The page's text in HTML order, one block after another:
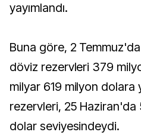
yayımlandı.
Buna göre, 2
döviz rezervleri 379
milyar 619 milyon dolara
rezervleri, 25
dolar seviyesindeydi.